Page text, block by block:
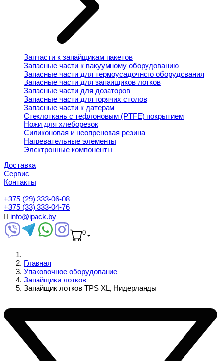
Запчасти к запайщикам пакетов
Запасные части к вакуумному оборудованию
Запасные части для термоусадочного оборудования
Запасные части для запайщиков лотков
Запасные части для дозаторов
Запасные части для горячих столов
Запасные части к датерам
Стеклоткань с тефлоновым (PTFE) покрытием
Ножи для хлеборезок
Силиконовая и неопреновая резина
Нагревательные элементы
Электронные компоненты
Доставка
Сервис
Контакты
+375 (29) 333-06-08
+375 (33) 333-04-76
info@ipack.by
0
Главная
Упаковочное оборудование
Запайщики лотков
Запайщик лотков TPS XL, Нидерланды